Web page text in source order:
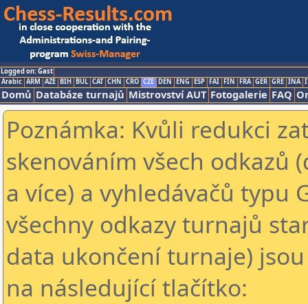
Logged on: Gast
Arabic ARM AZE BIH BUL CAT CHN CRO CZE DEN ENG ESP FAI FIN FRA GER GRE INA
Domů Databáze turnajů Mistrovství AUT Fotogalerie FAQ
Poznámka: Kvůli redukci
skenováním všech odkazů
a více) a vyhledávačů typu
všechny odkazy turnajů
data ukončení turnaje)
na následující tlačítko: